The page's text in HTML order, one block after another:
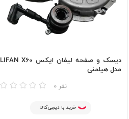
دیسک و صفحه لیفان ایکس LIFAN X60
مدل هیلمنی
0 نفر
خرید با دیجی‌کالا